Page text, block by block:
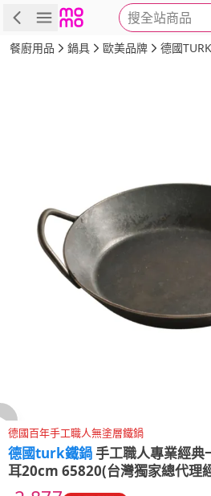
搜全站商品
商品 評價 詳情
餐廚用品 鍋具 歐美品牌 德國TURK
德國百年手工職人無塗層鐵鍋
德國turk鐵鍋手工職人專業經典
耳20cm 65820(台灣獨家總代理